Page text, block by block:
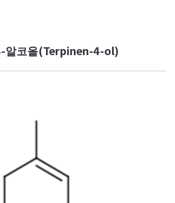
알코올(Terpinen-4-ol)